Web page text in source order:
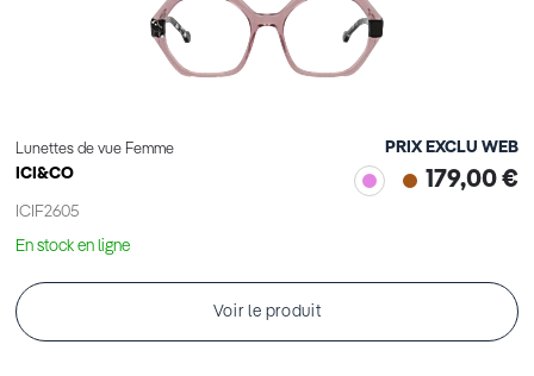
Lunettes de vue Femme
ICI&CO
ICIF2605
PRIX EXCLU WEB
179,00 €
En stock en ligne
Voir le produit